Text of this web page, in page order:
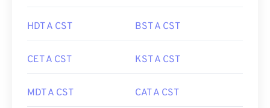
HDT A CST BST A CST
CET A CST KST A CST
MDT A CST CAT A CST